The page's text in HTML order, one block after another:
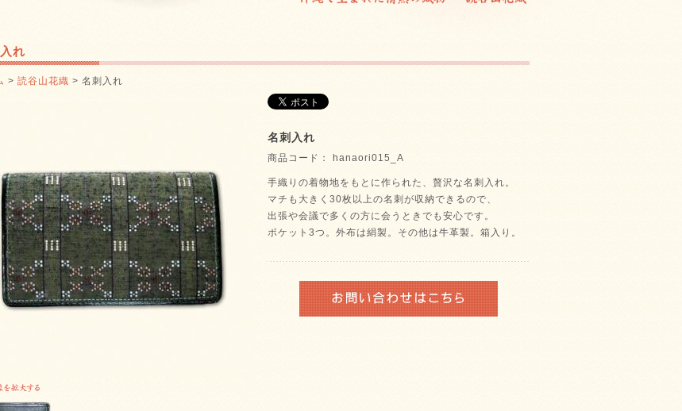
れ
> 読谷山花織 > 名刺入れ
名刺入れ
商品コード： hanaori015_A
手織りの着物地をもとに作られた、贅沢な名刺入れ。
マチも大きく30枚以上の名刺が収納できるので、
出張や会議で多くの方に会うときでも安心です。
ポケット3つ。外布は絹製。その他は牛革製。箱入り。